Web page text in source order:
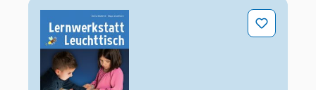
Lernwerkstatt Leuchttisch – Ein Praxisratgeber mit